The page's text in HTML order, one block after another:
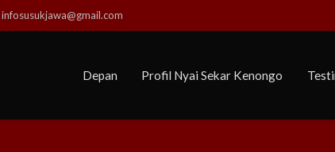
infosusukjawa@gmail.com
Depan Profil Nyai Sekar Kenongo